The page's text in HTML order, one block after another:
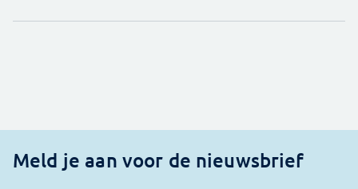
Meld je aan voor de nieuwsbrief